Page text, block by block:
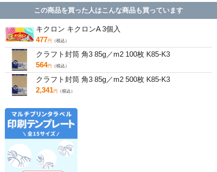
この商品を買った人はこんな商品も買っています
キクロン キクロンA 3個入
477円 （税込）
クラフト封筒 角3 85g／m2 100枚 K85-K3
564円 （税込）
クラフト封筒 角3 85g／m2 500枚 K85-K3
2,341円 （税込）